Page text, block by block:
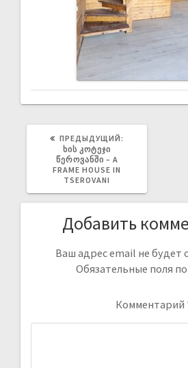
ПРЕДЫДУЩИЙ:
ᲮᲘᲡ ᲙᲝᲢᲔᲯᲘ
ᲬᲔᲠᲝᲕᲐᲜᲨᲘ – A
FRAME HOUSE IN
TSEROVANI
Добавить
Ваш адрес email не будет
Обязательные поля
Комментарий